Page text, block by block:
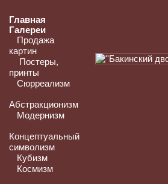
Главная
Галереи
Продажа
картин
Постеры,
принты
Сюрреализм
Абстракционизм
Модернизм
Концептуальный
символизм
Кубизм
Космизм